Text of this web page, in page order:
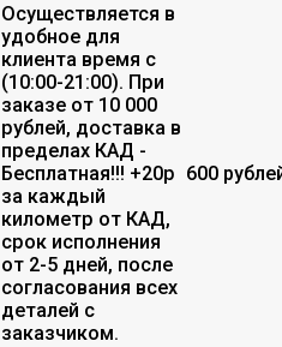
Осуществляется в
удобное для
клиента время с
(10:00-21:00). При
заказе от 10 000
рублей, доставка в
пределах КАД -
Бесплатная!!! +20р
за каждый
километр от КАД,
срок исполнения
от 2-5 дней, после
согласования всех
деталей с
заказчиком.
600